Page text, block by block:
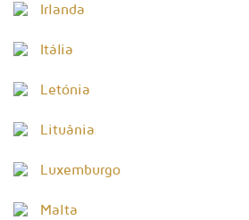
Irlanda
Itália
Letónia
Lituânia
Luxemburgo
Malta